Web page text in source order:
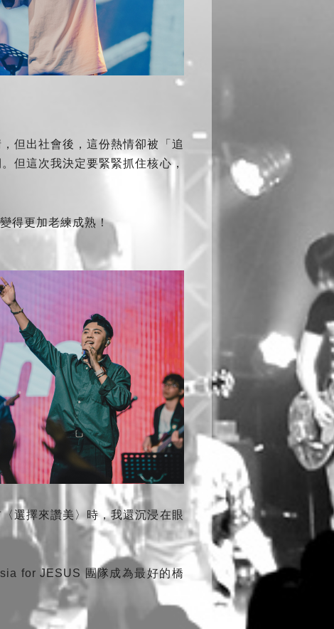
但出社會後，這份熱情卻被「追
但這次我決定要緊緊抓住核心，
得更加老練成熟！
選擇來讚美〉時，我還沉浸在眼
for JESUS 團隊成為最好的橋